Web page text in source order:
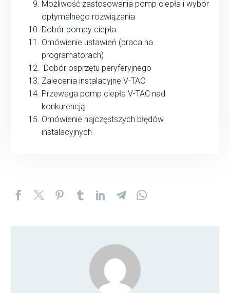
Możliwość zastosowania pomp ciepła i wybór
optymalnego rozwiązania
Dobór pompy ciepła
Omówienie ustawień (praca na
programatorach)
Dobór osprzętu peryferyjnego
Zalecenia instalacyjne V-TAC
Przewaga pomp ciepła V-TAC nad
konkurencją
Omówienie najczęstszych błędów
instalacyjnych